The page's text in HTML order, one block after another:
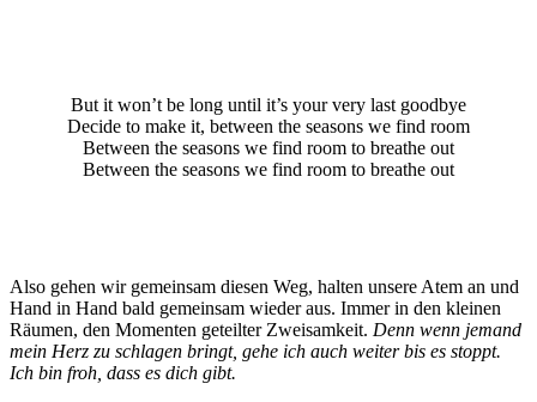
But it won’t be long until it’s your very last goodbye
Decide to make it, between the seasons we find room
Between the seasons we find room to breathe out
Between the seasons we find room to breathe out
Also gehen wir gemeinsam diesen Weg, halten unsere Atem an und
Hand in Hand bald gemeinsam wieder aus. Immer in den kleinen
Räumen, den Momenten geteilter Zweisamkeit. Denn wenn jemand
mein Herz zu schlagen bringt, gehe ich auch weiter bis es stoppt.
Ich bin froh, dass es dich gibt.